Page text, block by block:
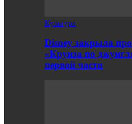
Культура
Disney закрыла
«Круиза по
первой части